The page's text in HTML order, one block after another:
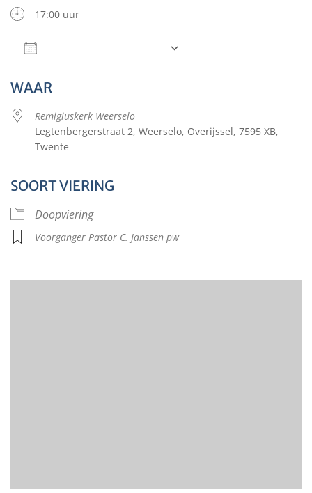
17:00 uur
WAAR
Remigiuskerk Weerselo
Legtenbergerstraat 2, Weerselo, Overijssel, 7595 XB,
Twente
SOORT VIERING
Doopviering
Voorganger Pastor C. Janssen pw